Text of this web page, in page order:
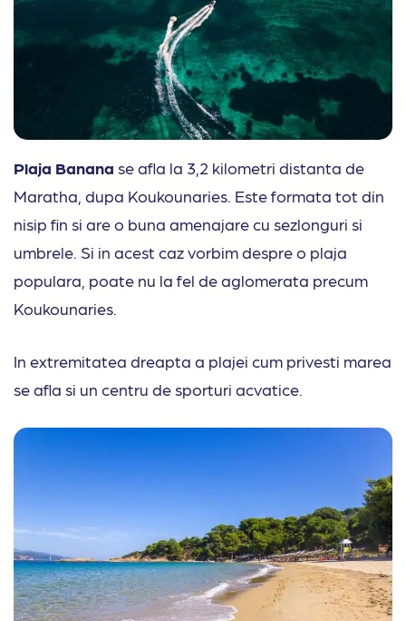
Plaja Banana se afla la 3,2 kilometri distanta de
Maratha, dupa Koukounaries. Este formata tot din
nisip fin si are o buna amenajare cu sezlonguri si
umbrele. Si in acest caz vorbim despre o plaja
populara, poate nu la fel de aglomerata precum
Koukounaries.
In extremitatea dreapta a plajei cum privesti marea
se afla si un centru de sporturi acvatice.